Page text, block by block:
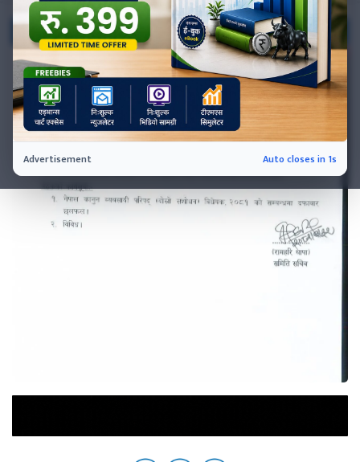
नेप्से
प्रमुख
समाचार
बजार
बैंक-